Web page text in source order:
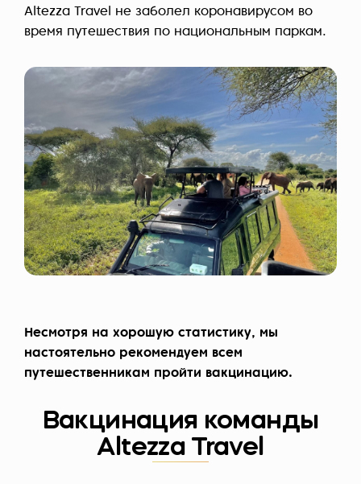
Altezza Travel не заболел коронавирусом во
время путешествия по национальным паркам.
Несмотря на хорошую статистику, мы
настоятельно рекомендуем всем
путешественникам пройти вакцинацию.
Вакцинация команды
Altezza Travel